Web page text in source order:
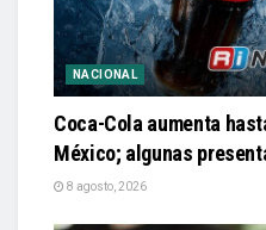
NACIONAL
Coca-Cola aumenta
México; algunas
8 agosto, 2026